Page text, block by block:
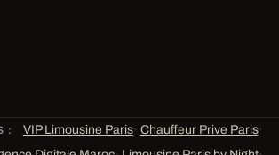
: VIP Limousine Paris· Chauffeur Prive Paris·